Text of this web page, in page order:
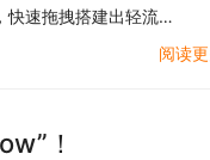
快速拖拽搭建出轻流…
阅读
！